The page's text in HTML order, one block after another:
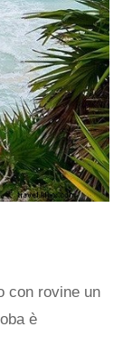
con rovine un
è